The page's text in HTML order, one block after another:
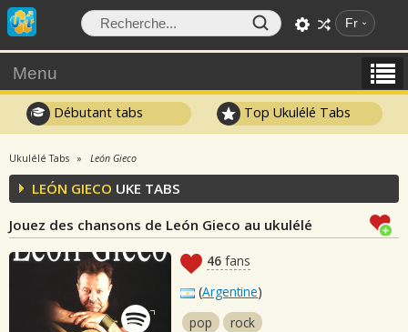
Fr
Menu
Débutant tabs Top Ukulélé Tabs
Ukulélé Tabs León Gieco
LEÓN GIECO UKE TABS
Jouez des chansons de León Gieco au ukulélé
46 fans
(Argentine)
pop
rock